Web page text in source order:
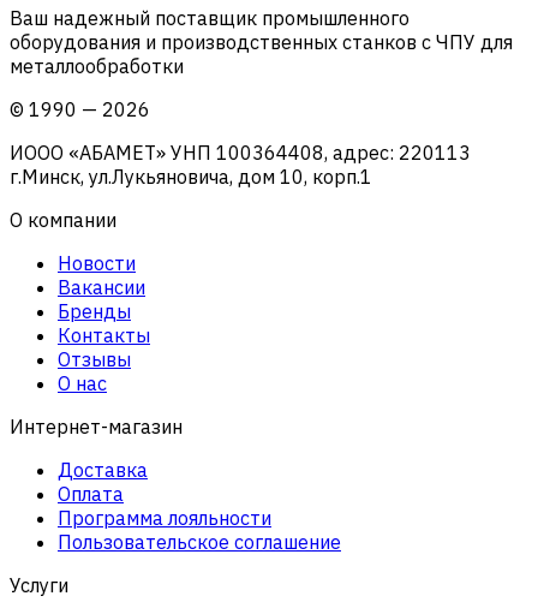
Ваш надежный поставщик промышленного
оборудования и производственных станков с ЧПУ для
металлообработки
© 1990 — 2026
ИООО «АБАМЕТ» УНП 100364408, адрес: 220113
г.Минск, ул.Лукьяновича, дом 10, корп.1
О компании
Новости
Вакансии
Бренды
Контакты
Отзывы
О нас
Интернет-магазин
Доставка
Оплата
Программа лояльности
Пользовательское соглашение
Услуги